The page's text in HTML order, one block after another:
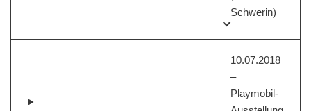
Schwerin)
10.07.2018
–
Playmobil-